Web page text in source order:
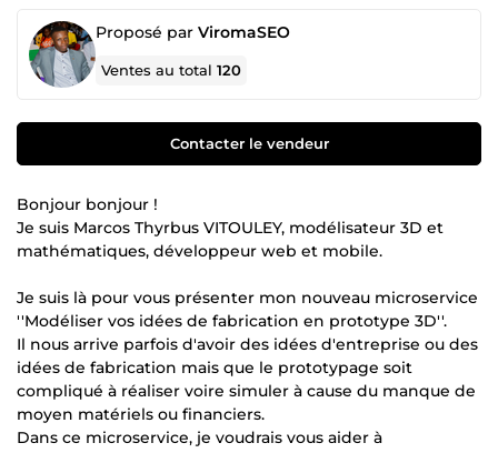
Proposé par ViromaSEO
Ventes au total120
Contacter le vendeur
Bonjour bonjour !
Je suis Marcos Thyrbus VITOULEY, modélisateur 3D et
mathématiques, développeur web et mobile.
Je suis là pour vous présenter mon nouveau microservice
''Modéliser vos idées de fabrication en prototype 3D''.
Il nous arrive parfois d'avoir des idées d'entreprise ou des
idées de fabrication mais que le prototypage soit
compliqué à réaliser voire simuler à cause du manque de
moyen matériels ou financiers.
Dans ce microservice, je voudrais vous aider à